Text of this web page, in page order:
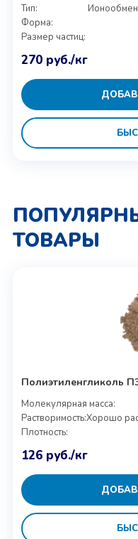
Тип:
Форма:
Размер частиц:
270 руб./кг
ТОВАРЫ
Полиэтиленгликоль
Молекулярная масса:
Растворимость:
Плотность:
126 руб./кг